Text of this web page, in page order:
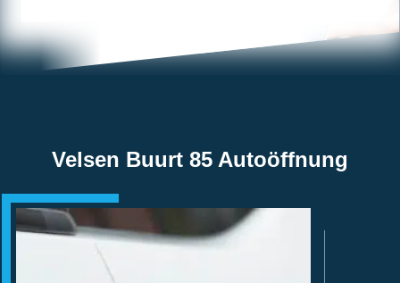
Velsen Buurt 85 Autoöffnung